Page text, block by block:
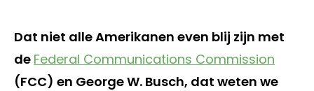
Dat niet alle Amerikanen even blij zijn met
de Federal Communications Commission
(FCC) en George W. Busch, dat weten we